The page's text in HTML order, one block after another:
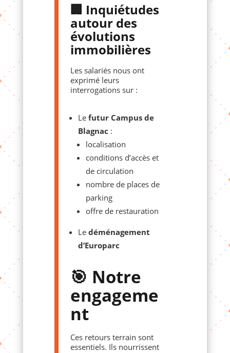
🏢 Inquiétudes
autour des
évolutions
immobilières
Les salariés nous ont
exprimé leurs
interrogations sur :
Le futur Campus de
Blagnac :
localisation
conditions d’accès et
de circulation
nombre de places de
parking
offre de restauration
Le déménagement
d’Europarc
🎯 Notre
engageme
nt
Ces retours terrain sont
essentiels. Ils nourrissent